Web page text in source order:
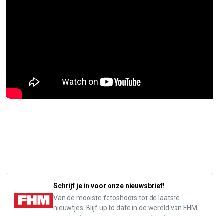
Schrijf je in voor onze nieuwsbrief!
Van de mooiste fotoshoots tot de laatste
nieuwtjes. Blijf up to date in de wereld van FHM